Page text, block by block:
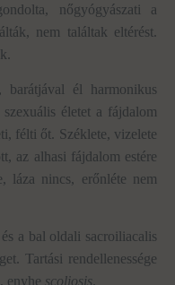
nőgyógyászati a
nem találtak eltérést.
barátjával él harmonikus
életet a fájdalom
félti őt. Széklete, vizelete
az alhasi fájdalom estére
láza nincs, erőnléte nem
a bal oldali sacroiliacalis
Tartási rendellenessége
, enyhe scoliosis.